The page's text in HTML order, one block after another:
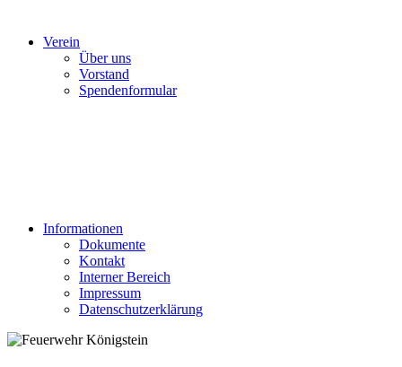
Verein
Über uns
Vorstand
Spendenformular
Informationen
Dokumente
Kontakt
Interner Bereich
Impressum
Datenschutzerklärung